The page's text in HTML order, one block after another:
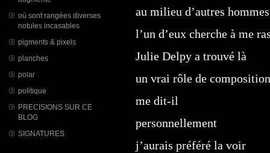
où sont rangées diverses
notules incasables
pigments & pixels
planches
polar
politique
PRECISIONS SUR CE
BLOG
SIGNATURES
au milieu d’autres hommes
l’un d’eux cherche à me
Julie Delpy a trouvé là
un vrai rôle de composition
me dit-il
personnellement
j’aurais préféré la voir